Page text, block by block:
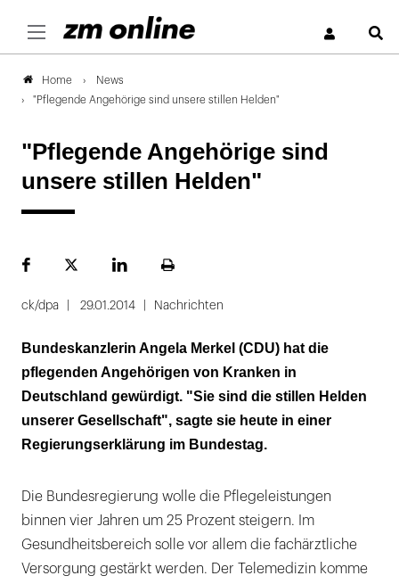
Home
News
"Pflegende Angehörige sind unsere stillen Helden"
"Pflegende Angehörige sind
unsere stillen Helden"
FacebookPlattformLinekdInSeite
ck/dpa 29.01.2014 Nachrichten
Bundeskanzlerin Angela Merkel (CDU) hat die
pflegenden Angehörigen von Kranken in
Deutschland gewürdigt. "Sie sind die stillen Helden
unserer Gesellschaft", sagte sie heute in einer
Regierungserklärung im Bundestag.
Die Bundesregierung wolle die Pflegeleistungen
binnen vier Jahren um 25 Prozent steigern. Im
Gesundheitsbereich solle vor allem die fachärztliche
Versorgung gestärkt werden. Der Telemedizin komme